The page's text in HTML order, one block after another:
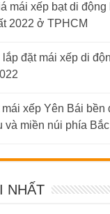
mái xếp bạt di động
2022 ở TPHCM
lắp đặt mái xếp di
mái xếp Yên Bái bền
và miền núi phía Bắc
NHẤT